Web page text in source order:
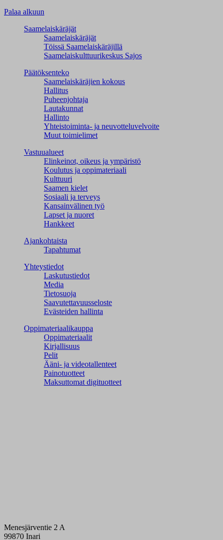
Palaa alkuun
Saamelaiskäräjät
Saamelaiskäräjät
Töissä Saamelaiskäräjillä
Saamelaiskulttuuri­keskus Sajos
Päätöksenteko
Saamelaiskäräjien kokous
Hallitus
Puheenjohtaja
Lautakunnat
Hallinto
Yhteistoiminta- ja neuvotteluvelvoite
Muut toimielimet
Vastuualueet
Elinkeinot, oikeus ja ympäristö
Koulutus ja oppimateriaali
Kulttuuri
Saamen kielet
Sosiaali ja terveys
Kansainvälinen työ
Lapset ja nuoret
Hankkeet
Ajankohtaista
Tapahtumat
Yhteystiedot
Laskutustiedot
Media
Tietosuoja
Saavutettavuusseloste
Evästeiden hallinta
Oppimateriaalikauppa
Oppimateriaalit
Kirjallisuus
Pelit
Ääni- ja videotallenteet
Painotuotteet
Maksuttomat digituotteet
Menesjärventie 2 A
99870 Inari